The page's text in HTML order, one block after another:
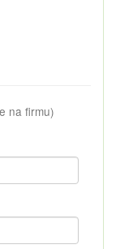
na firmu)